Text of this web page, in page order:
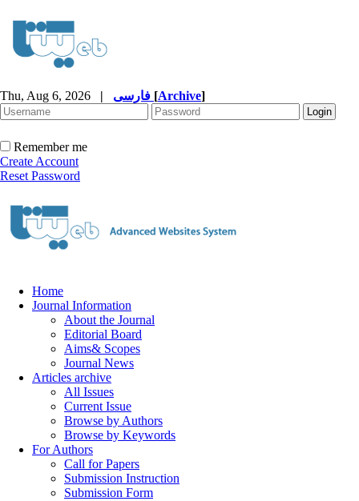
Thu, Aug 6, 2026 | [Archive]
Remember me
Create Account
Reset Password
Home
Journal Information
About the Journal
Editorial Board
Aims& Scopes
Journal News
Articles archive
All Issues
Current Issue
Browse by Authors
Browse by Keywords
For Authors
Call for Papers
Submission Instruction
Submission Form